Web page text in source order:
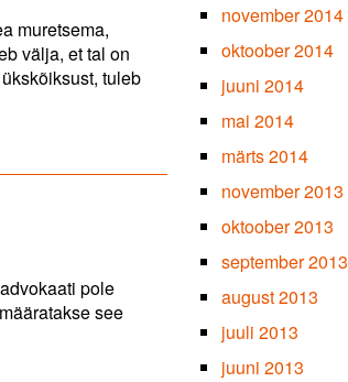
muretsema,
välja, et tal on
tuleb
pole
see
november 2014
oktoober 2014
juuni 2014
mai 2014
märts 2014
november 2013
oktoober 2013
september 2013
august 2013
juuli 2013
juuni 2013